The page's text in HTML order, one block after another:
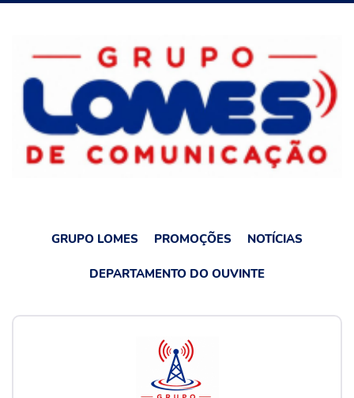
GRUPO LOMES PROMOÇÕES NOTÍCIAS
DEPARTAMENTO DO OUVINTE